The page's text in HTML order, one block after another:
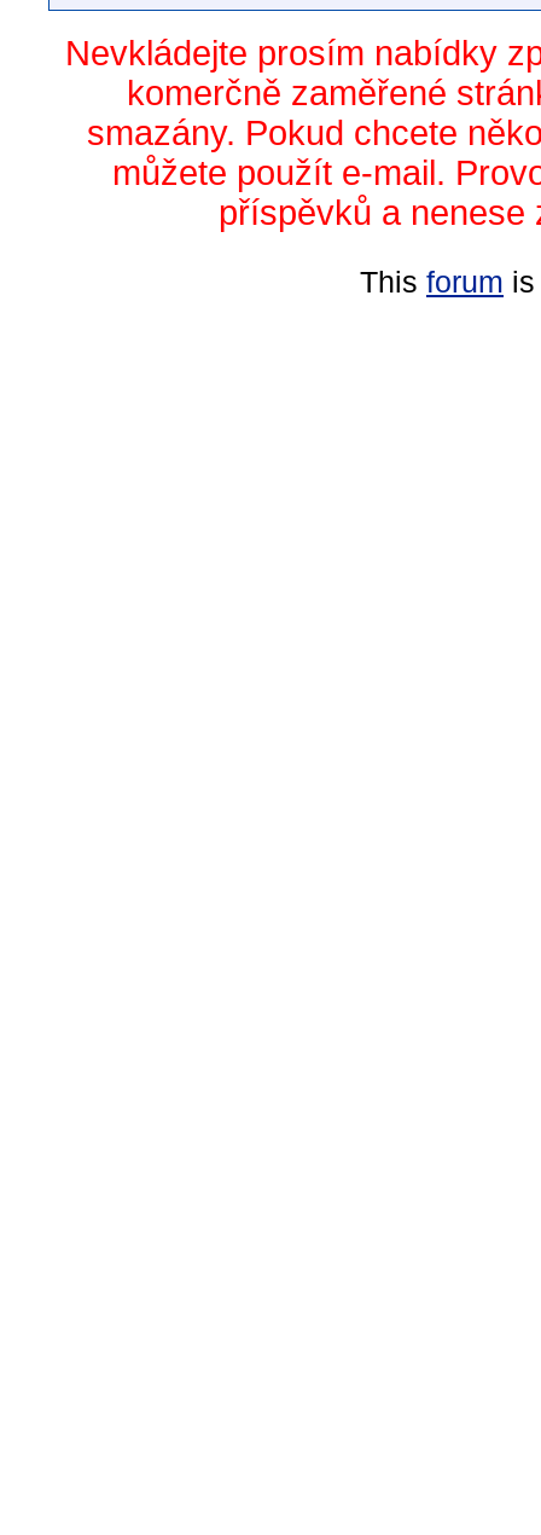
Nevkládejte prosím nabídky
komerčně zaměřené
smazány. Pokud chcete
můžete použít e-mail.
příspěvků a nenese
This forum